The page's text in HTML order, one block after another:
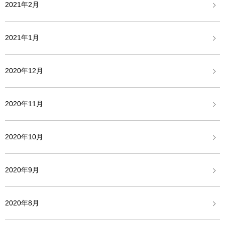
2021年2月
2021年1月
2020年12月
2020年11月
2020年10月
2020年9月
2020年8月